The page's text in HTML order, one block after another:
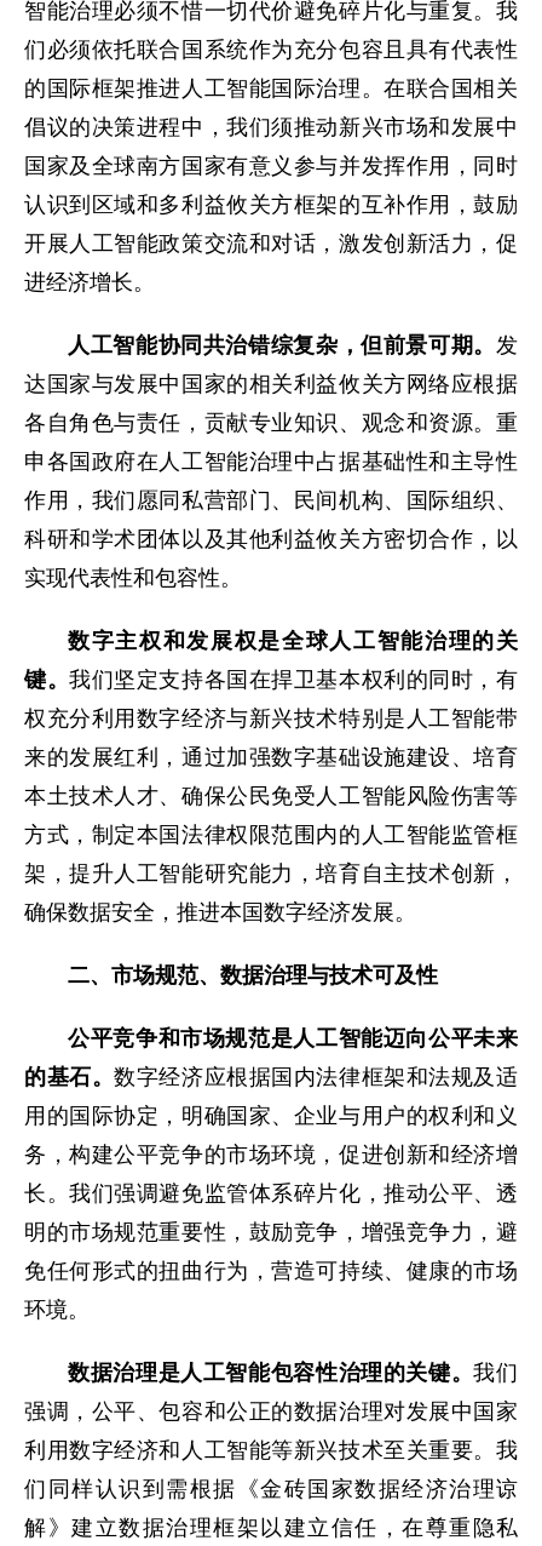
智能治理必须不惜一切代价避免碎片化与重复。我
们必须依托联合国系统作为充分包容且具有代表性
的国际框架推进人工智能国际治理。在联合国相关
倡议的决策进程中，我们须推动新兴市场和发展中
国家及全球南方国家有意义参与并发挥作用，同时
认识到区域和多利益攸关方框架的互补作用，鼓励
开展人工智能政策交流和对话，激发创新活力，促
进经济增长。
人工智能协同共治错综复杂，但前景可期。 发
达国家与发展中国家的相关利益攸关方网络应根据
各自角色与责任，贡献专业知识、观念和资源。重
申各国政府在人工智能治理中占据基础性和主导性
作用，我们愿同私营部门、民间机构、国际组织、
科研和学术团体以及其他利益攸关方密切合作，以
实现代表性和包容性。
数字主权和发展权是全球人工智能治理的关
键。我们坚定支持各国在捍卫基本权利的同时，有
权充分利用数字经济与新兴技术特别是人工智能带
来的发展红利，通过加强数字基础设施建设、培育
本土技术人才、确保公民免受人工智能风险伤害等
方式，制定本国法律权限范围内的人工智能监管框
架，提升人工智能研究能力，培育自主技术创新，
确保数据安全，推进本国数字经济发展。
二、市场规范、数据治理与技术可及性
公平竞争和市场规范是人工智能迈向公平未来
的基石。数字经济应根据国内法律框架和法规及适
用的国际协定，明确国家、企业与用户的权利和义
务，构建公平竞争的市场环境，促进创新和经济增
长。我们强调避免监管体系碎片化，推动公平、透
明的市场规范重要性，鼓励竞争，增强竞争力，避
免任何形式的扭曲行为，营造可持续、健康的市场
环境。
数据治理是人工智能包容性治理的关键。我们
强调，公平、包容和公正的数据治理对发展中国家
利用数字经济和人工智能等新兴技术至关重要。我
们同样认识到需根据《金砖国家数据经济治理谅
解》建立数据治理框架以建立信任，在尊重隐私